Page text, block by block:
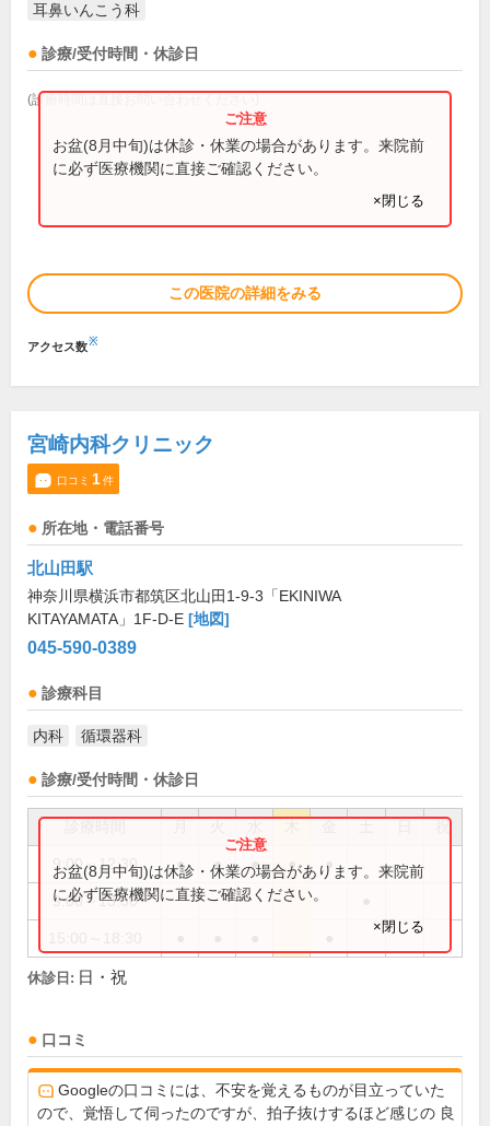
耳鼻いんこう科
診療/受付時間・休診日
(診療時間は直接お問い合わせください)
お盆(8月中旬)は休診・休業の場合があります。来院前
に必ず医療機関に直接ご確認ください。
×閉じる
この医院の詳細をみる
アクセス数※
宮崎内科クリニック
口コミ 1件
所在地・電話番号
北山田駅
神奈川県横浜市都筑区北山田1-9-3「EKINIWA
KITAYAMATA」1F-D-E [地図]
045-590-0389
診療科目
内科 循環器科
診療/受付時間・休診日
祝
9:00～12:30 ● ● ● ● ●
9:00～13:30
お盆(8月中旬)は休診・休業の場合があります。来院前
に必ず医療機関に直接ご確認ください。
×閉じる
休診日: 日・祝
口コミ
Googleの口コミには、不安を覚えるものが目立っていた
ので、覚悟して伺ったのですが、拍子抜けするほど感じの 良